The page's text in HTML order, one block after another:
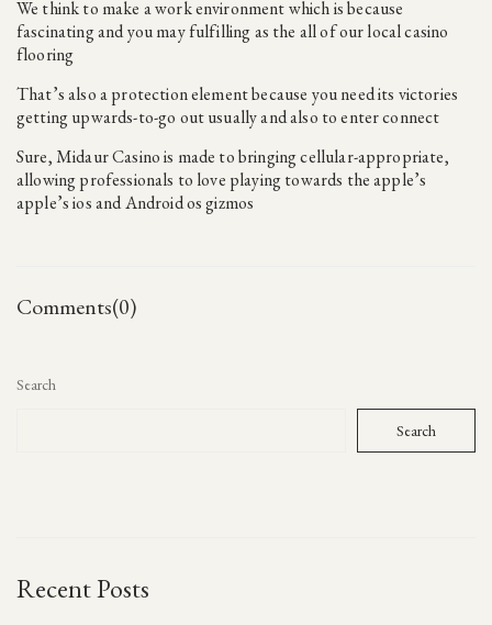
We think to make a work environment which is because
fascinating and you may fulfilling as the all of our local casino
flooring
That’s also a protection element because you need its victories
getting upwards-to-go out usually and also to enter connect
Sure, Midaur Casino is made to bringing cellular-appropriate,
allowing professionals to love playing towards the apple’s
apple’s ios and Android os gizmos
Comments(0)
Search
Search
Recent Posts